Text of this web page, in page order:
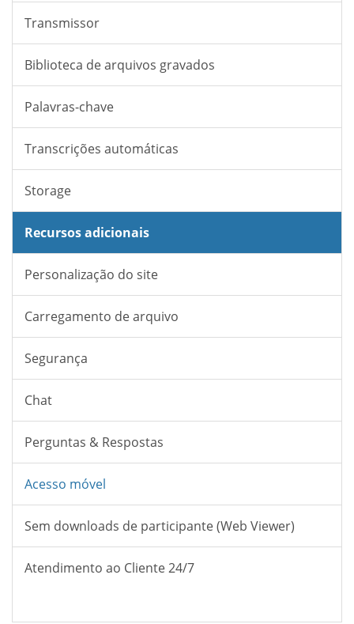
Transmissor
Biblioteca de arquivos gravados
Palavras-chave
Transcrições automáticas
Storage
Recursos adicionais
Personalização do site
Carregamento de arquivo
Segurança
Chat
Perguntas & Respostas
Acesso móvel
Sem downloads de participante (Web Viewer)
Atendimento ao Cliente 24/7